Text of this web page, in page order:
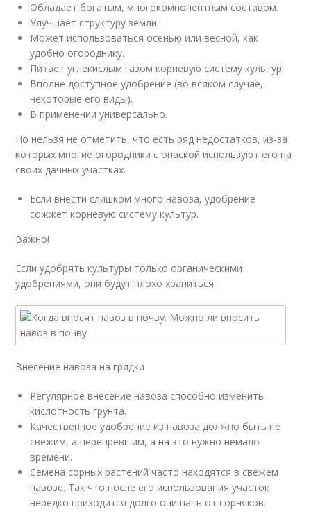
Обладает богатым, многокомпонентным составом.
Улучшает структуру земли.
Может использоваться осенью или весной, как
удобно огороднику.
Питает углекислым газом корневую систему культур.
Вполне доступное удобрение (во всяком случае,
некоторые его виды).
В применении универсально.
Но нельзя не отметить, что есть ряд недостатков, из-за
которых многие огородники с опаской используют его на
своих дачных участках.
Если внести слишком много навоза, удобрение
сожжет корневую систему культур.
Важно!
Если удобрять культуры только органическими
удобрениями, они будут плохо храниться.
Внесение навоза на грядки
Регулярное внесение навоза способно изменить
кислотность грунта.
Качественное удобрение из навоза должно быть не
свежим, а перепревшим, а на это нужно немало
времени.
Семена сорных растений часто находятся в свежем
навозе. Так что после его использования участок
нередко приходится долго очищать от сорняков.